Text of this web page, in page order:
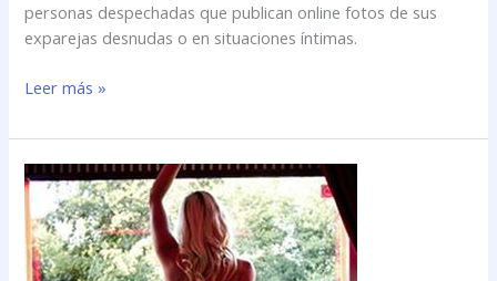
personas despechadas que publican online fotos de sus
exparejas desnudas o en situaciones íntimas.
Leer más »
La
batalla
para
terminar
con